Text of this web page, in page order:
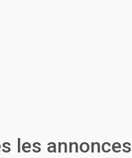
les annonces